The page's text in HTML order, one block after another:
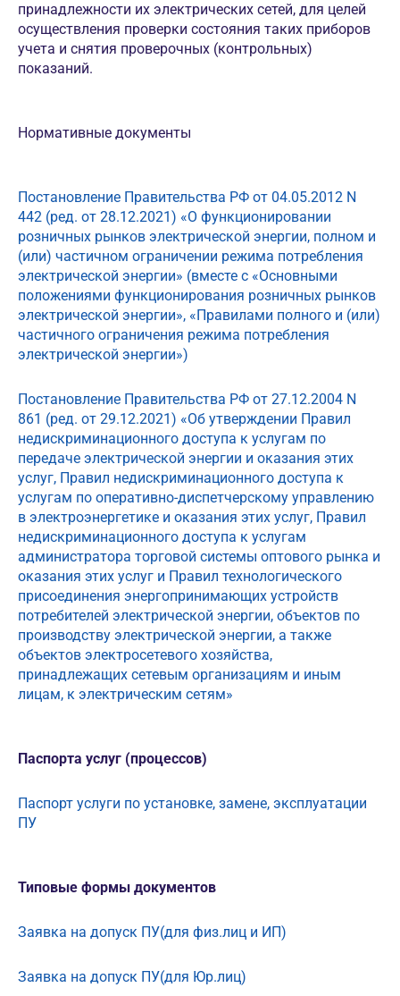
принадлежности их электрических сетей, для целей
осуществления проверки состояния таких приборов
учета и снятия проверочных (контрольных)
показаний.
Нормативные документы
Постановление Правительства РФ от 04.05.2012 N
442 (ред. от 28.12.2021) «О функционировании
розничных рынков электрической энергии, полном и
(или) частичном ограничении режима потребления
электрической энергии» (вместе с «Основными
положениями функционирования розничных рынков
электрической энергии», «Правилами полного и (или)
частичного ограничения режима потребления
электрической энергии»)
Постановление Правительства РФ от 27.12.2004 N
861 (ред. от 29.12.2021) «Об утверждении Правил
недискриминационного доступа к услугам по
передаче электрической энергии и оказания этих
услуг, Правил недискриминационного доступа к
услугам по оперативно-диспетчерскому управлению
в электроэнергетике и оказания этих услуг, Правил
недискриминационного доступа к услугам
администратора торговой системы оптового рынка и
оказания этих услуг и Правил технологического
присоединения энергопринимающих устройств
потребителей электрической энергии, объектов по
производству электрической энергии, а также
объектов электросетевого хозяйства,
принадлежащих сетевым организациям и иным
лицам, к электрическим сетям»
Паспорта услуг (процессов)
Паспорт услуги по установке, замене, эксплуатации
ПУ
Типовые формы документов
Заявка на допуск ПУ(для физ.лиц и ИП)
Заявка на допуск ПУ(для Юр.лиц)